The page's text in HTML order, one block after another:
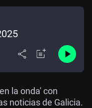
la onda' con
noticias de Galicia.